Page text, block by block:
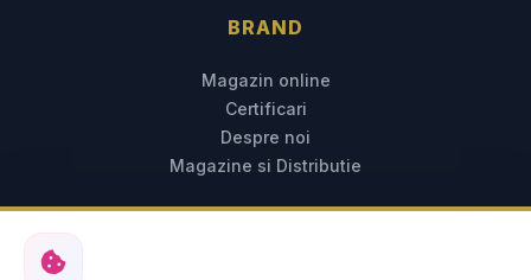
BRAND
Magazin online
Certificari
Despre noi
Magazine si Distributie